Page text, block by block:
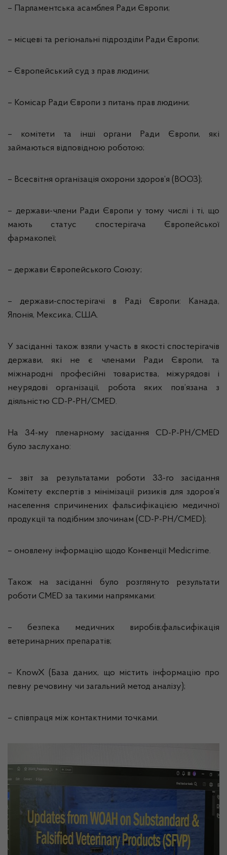
– Парламентська асамблея Ради Європи;
– місцеві та регіональні підрозділи Ради Європи;
– Європейський суд з прав людини;
– Комісар Ради Європи з питань прав людини;
– комітети та інші органи Ради Європи, які
займаються відповідною роботою;
– Всесвітня організація охорони здоров’я (ВООЗ);
– держави-члени Ради Європи у тому числі і ті, що
мають статус спостерігача Європейської
фармакопеї;
– держави Європейського Союзу;
– держави-спостерігачі в Раді Європи: Канада,
Японія, Мексика, США.
У засіданні також взяли участь в якості спостерігачів
держави, які не є членами Ради Європи, та
міжнародні професійні товариства, міжурядові і
неурядові організації, робота яких пов’язана з
діяльністю CD-P-PH/CMED.
На 34-му пленарному засідання CD-P-PH/CMED
було заслухано:
– звіт за результатами роботи 33-го засідання
Комітету експертів з мінімізації ризиків для здоров’я
населення спричинених фальсифікацією медичної
продукції та подібним злочинам (CD-P-PH/CMED);
– оновлену інформацію щодо Конвенції Medicrime.
Також на засіданні було розглянуто результати
роботи CMED за такими напрямками:
– безпека медичних виробів;фальсифікація
ветеринарних препаратів;
– KnowX (База даних, що містить інформацію про
певну речовину чи загальний метод аналізу);
– співпраця між контактними точками.